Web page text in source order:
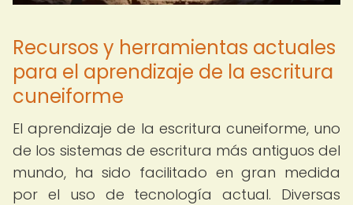
Recursos y herramientas actuales
para el aprendizaje de la escritura
cuneiforme
El aprendizaje de la escritura cuneiforme, uno
de los sistemas de escritura más antiguos del
mundo, ha sido facilitado en gran medida
por el uso de tecnología actual. Diversas